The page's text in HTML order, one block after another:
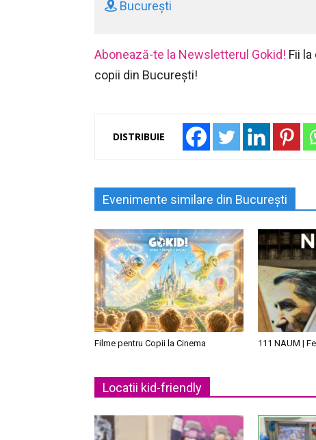
București
Abonează-te la Newsletterul Gokid! Fii
copii din București!
DISTRIBUIE
Evenimente similare din București
Filme pentru Copii la Cinema 111 NAUM |
Locatii kid-friendly